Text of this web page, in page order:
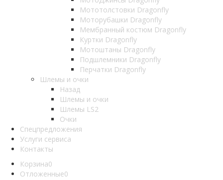
Мототолстовки Dragonfly
Моторубашки Dragonfly
Мембранный костюм Dragonfly
Куртки Dragonfly
Мотоштаны Dragonfly
Подшлемники Dragonfly
Перчатки Dragonfly
Шлемы и очки
Назад
Шлемы и очки
Шлемы LS2
Очки
Спецпредложения
Услуги сервиса
Контакты
Корзина0
Отложенные0